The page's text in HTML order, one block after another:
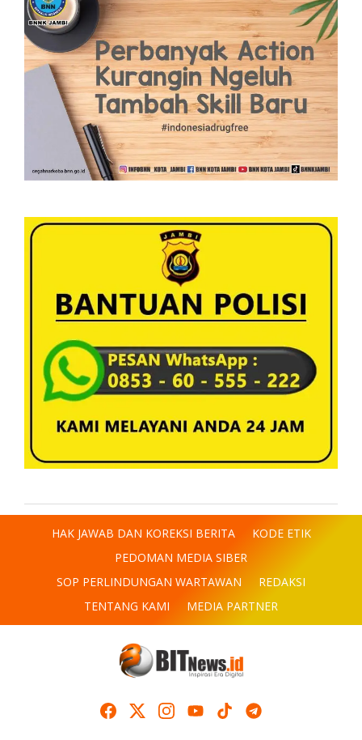
HAK JAWAB DAN KOREKSI BERITA
KODE ETIK
PEDOMAN MEDIA SIBER
SOP PERLINDUNGAN WARTAWAN
REDAKSI
TENTANG KAMI
MEDIA PARTNER